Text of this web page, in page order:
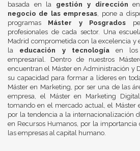
basada en la gestión y dirección
negocio de las empresas, pone a
programas Máster y Posgrados
profesionales de cada sector. Una
Madrid comprometida con la excelencia y
la educación y tecnologíaen los
empresarial. Dentro de nuestros
encuentran el Máster en Administración y
su capacidad para formar a líderes en
Máster en Marketing, por ser una de las
empresa, el Máster en Marketing
tomando en el mercado actual, el Máster
por la tendencia a la internacionalización
en Recursos Humanos, por la importancia
las empresas al capital humano.